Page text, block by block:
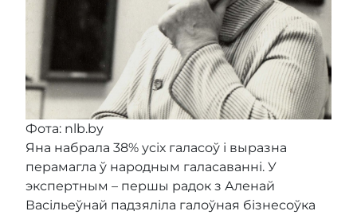
Фота: nlb.by
Яна набрала 38% усіх галасоў і выразна
перамагла ў народным галасаванні. У
экспертным – першы радок з Аленай
Васільеўнай падзяліла галоўная бізнесоўка